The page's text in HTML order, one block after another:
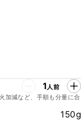
1人前
加減など、手順も分量に合
150g